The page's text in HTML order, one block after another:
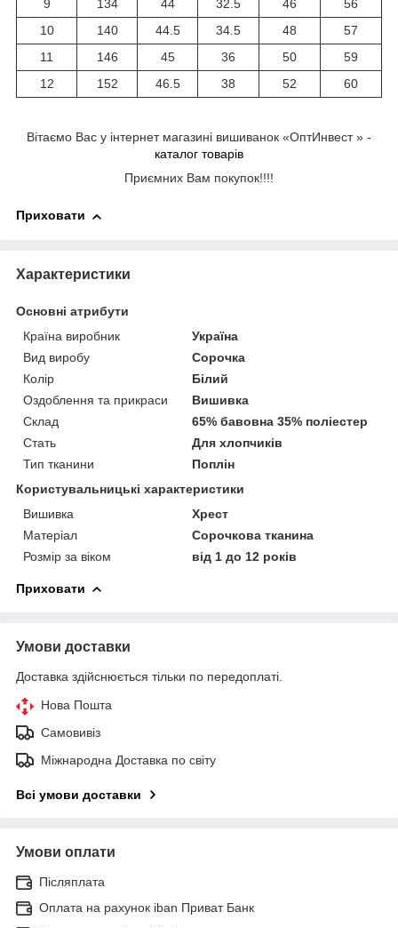
9 134 44 32.5 46
56
10
140 44.5 34.5 48
57
11
146 45 36 50
59
12
152 46.5 38 52 60
Вітаємо Вас у інтернет магазині вишиванок «ОптИнвест » -
каталог товарів
Приємних Вам покупок!!!!
Приховати
Характеристики
Основні атрибути
Країна виробник
Україна
Вид виробу
Сорочка
Колір
Білий
Оздоблення та прикраси
Вишивка
Склад
65% бавовна 35% поліестер
Стать
Для хлопчиків
Тип тканини
Поплін
Користувальницькі характеристики
Вишивка
Хрест
Матеріал
Сорочкова тканина
Розмір за віком
від 1 до 12 років
Приховати
Умови доставки
Доставка здійснюється тільки по передоплаті.
Нова Пошта
Самовивіз
Міжнародна Доставка по світу
Всі умови доставки
Умови оплати
Післяплата
Оплата на рахунок iban Приват Банк